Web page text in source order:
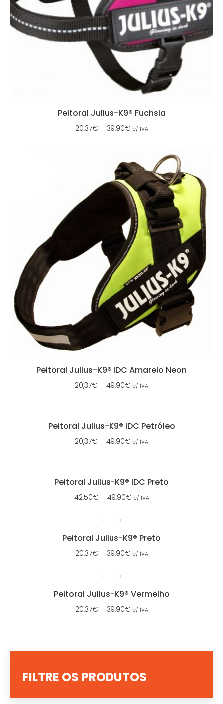
Peitoral Julius-K9® Fuchsia
20,37€ – 39,90€ c/ IVA
Peitoral Julius-K9® IDC Amarelo Neon
20,37€ – 49,90€ c/ IVA
Peitoral Julius-K9® IDC Petróleo
20,37€ – 49,90€ c/ IVA
Peitoral Julius-K9® IDC Preto
42,50€ – 49,90€ c/ IVA
Peitoral Julius-K9® Preto
20,37€ – 39,90€ c/ IVA
Peitoral Julius-K9® Vermelho
20,37€ – 39,90€ c/ IVA
FILTRE OS PRODUTOS